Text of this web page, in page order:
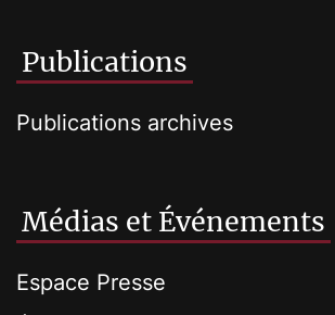
Publications
Publications archives
Médias et Événements
Espace Presse